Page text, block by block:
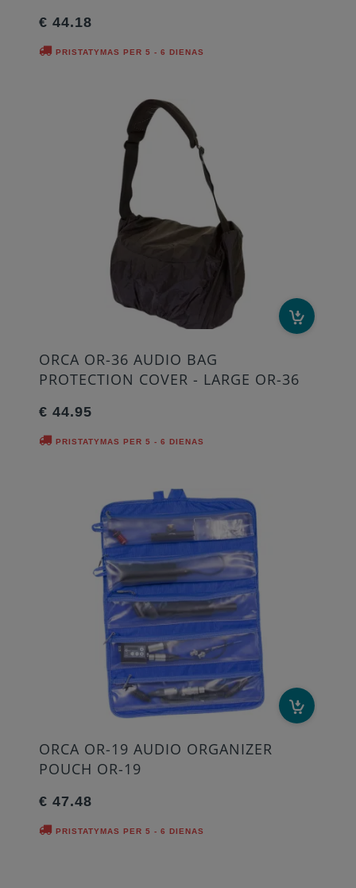
€ 44.18
PRISTATYMAS PER 5 - 6 DIENAS
ORCA OR-36 AUDIO BAG
PROTECTION COVER - LARGE OR-36
€ 44.95
PRISTATYMAS PER 5 - 6 DIENAS
ORCA OR-19 AUDIO ORGANIZER
POUCH OR-19
€ 47.48
PRISTATYMAS PER 5 - 6 DIENAS